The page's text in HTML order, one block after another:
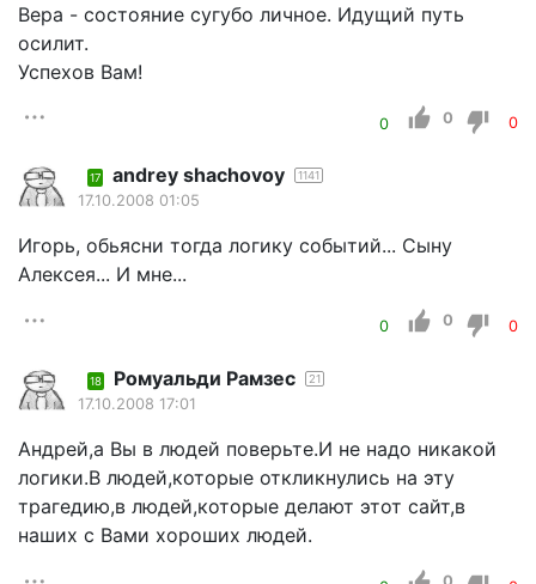
Вера - состояние сугубо личное. Идущий путь
осилит.
Успехов Вам!
0 0 0
17 andrey shachovoy 1141
17.10.2008 01:05
Игорь, обьясни тогда логику событий... Сыну
Алексея... И мне...
0 0 0
18 Ромуальди Рамзес 21
17.10.2008 17:01
Андрей,а Вы в людей поверьте.И не надо никакой
логики.В людей,которые откликнулись на эту
трагедию,в людей,которые делают этот сайт,в
наших с Вами хороших людей.